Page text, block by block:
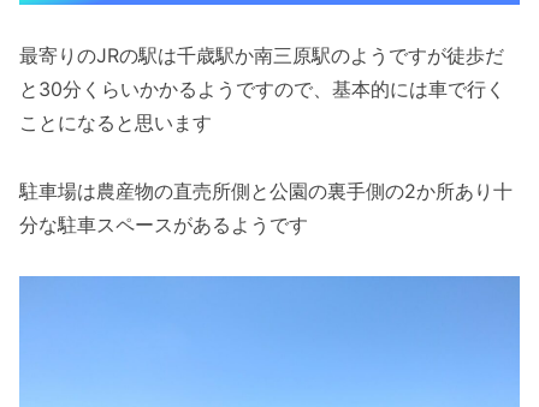
最寄りのJRの駅は千歳駅か南三原駅のようですが徒歩だ
と30分くらいかかるようですので、基本的には車で行く
ことになると思います
駐車場は農産物の直売所側と公園の裏手側の2か所あり十
分な駐車スペースがあるようです